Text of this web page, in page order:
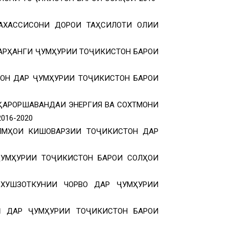
ДОРОИ ТАҲСИЛОТИ ОЛИИ
ҶУМҲУРИИ ТОҶИКИСТОН БАРОИ
ДАР ҶУМҲУРИИ ТОҶИКИСТОН БАРОИ
ЭНЕРГИЯ ВА СОХТМОНИ
2020
КИШОВАРЗИИ ТОҶИКИСТОН ДАР
ТОҶИКИСТОН БАРОИ СОЛҲОИ
ЧОРВО ДАР ҶУМҲУРИИ
ҶУМҲУРИИ ТОҶИКИСТОН БАРОИ